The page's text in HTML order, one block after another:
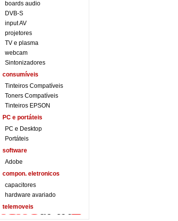
boards audio
DVB-S
input AV
projetores
TV e plasma
webcam
Sintonizadores
consumíveis
Tinteiros Compatíveis
Toners Compatíveis
Tinteiros EPSON
PC e portáteis
PC e Desktop
Portáteis
software
Adobe
compon. eletronicos
capacitores
hardware avariado
telemoveis